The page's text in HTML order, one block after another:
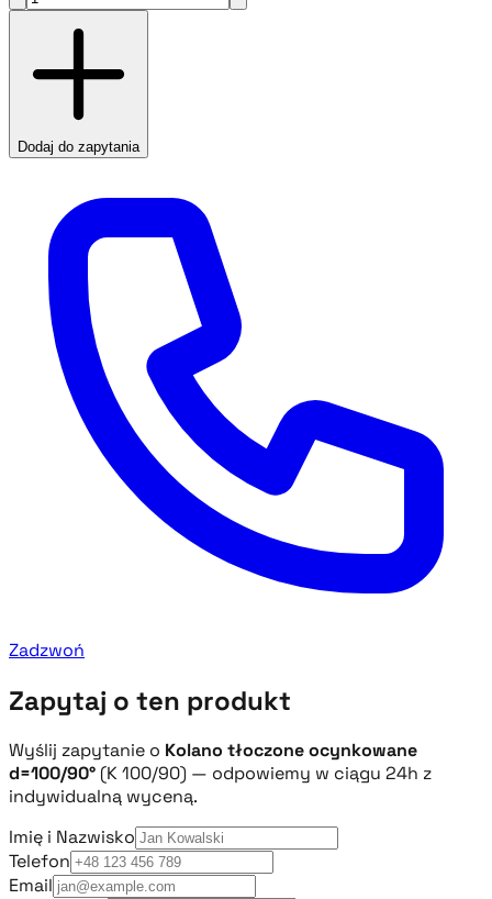
Dodaj do zapytania
Zadzwoń
Zapytaj o ten produkt
Wyślij zapytanie o Kolano tłoczone ocynkowane
d=100/90° (K 100/90) — odpowiemy w ciągu 24h z
indywidualną wyceną.
Imię i Nazwisko
Telefon
Email